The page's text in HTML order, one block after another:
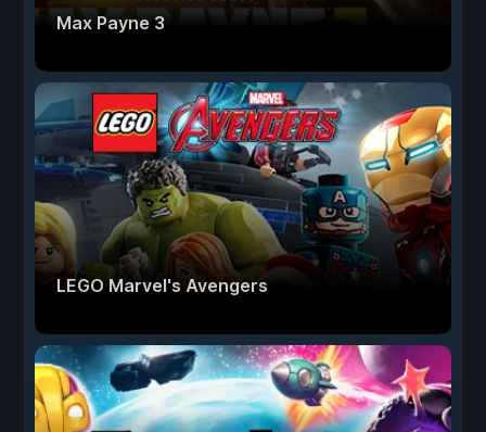
Max Payne 3
LEGO Marvel's Avengers